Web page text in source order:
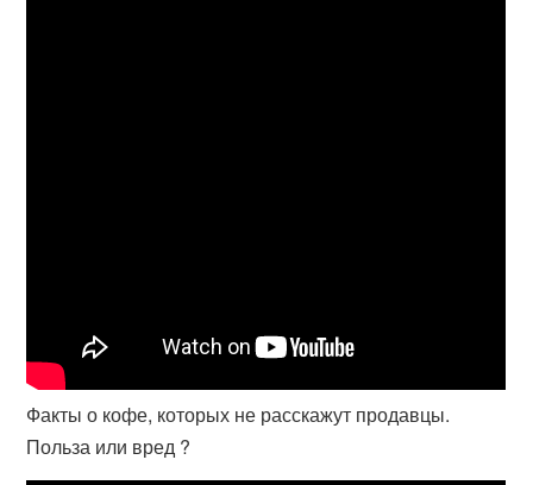
Факты о кофе, которых не расскажут продавцы.
Польза или вред ?